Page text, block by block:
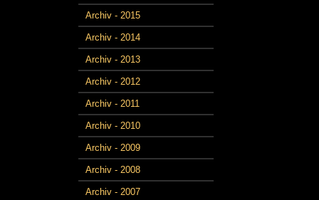
Archiv - 2015
Archiv - 2014
Archiv - 2013
Archiv - 2012
Archiv - 2011
Archiv - 2010
Archiv - 2009
Archiv - 2008
Archiv - 2007